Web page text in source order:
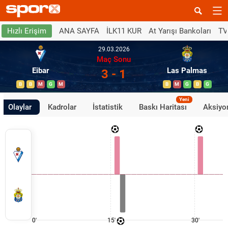
Hızlı Erişim ANA SAYFA İLK11 KUR At Yarışı Bankoları
Eibar
B B M G M
29.03.2026
Maç Sonu
3 - 1 Las Palmas
B M G B G
Olaylar Kadrolar İstatistik Baskı Haritası
Yeni
0' 15' 30'